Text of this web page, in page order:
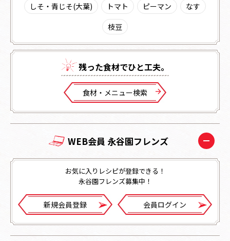
しそ・青じそ(大葉) トマト ピーマン
なす
枝豆
残った⾷材でひと⼯夫。
⾷材・メニュー検索
WEB会員 永谷園フレンズ
お気に入りレシピが登録できる！
永谷園フレンズ募集中！
新規会員登録 会員ログイン